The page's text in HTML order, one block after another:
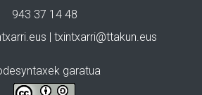
943 37 14 48
| txintxarri@ttakun.eus
garatua